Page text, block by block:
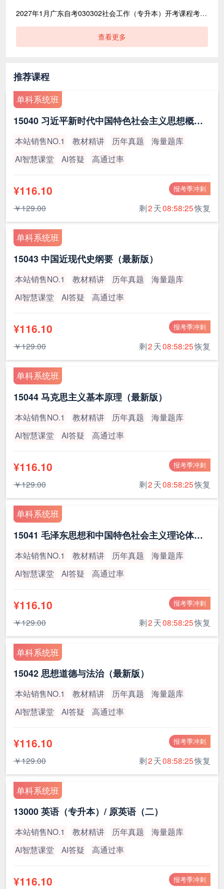
2027年1月广东自考030302社会工作（专升本）开考课程考试时间安排表
查看更多
推荐课程
单科系统班
15040 习近平新时代中国特色社会主义思想概论（最新版）
本站销售NO.1 教材精讲 历年真题
海量题库
AI智慧课堂
AI答疑 高通过率
报考季冲刺
¥116.10
￥129.00 剩2天08:58:24恢复
单科系统班
15043 中国近现代史纲要（最新版）
本站销售NO.1 教材精讲 历年真题
海量题库
AI智慧课堂
AI答疑 高通过率
报考季冲刺
¥116.10
￥129.00 剩2天08:58:24恢复
单科系统班
15044 马克思主义基本原理（最新版）
本站销售NO.1 教材精讲 历年真题
海量题库
AI智慧课堂
AI答疑 高通过率
报考季冲刺
¥116.10
￥129.00 剩2天08:58:24恢复
单科系统班
15041 毛泽东思想和中国特色社会主义理论体系概论（最新版）
本站销售NO.1 教材精讲 历年真题
海量题库
AI智慧课堂
AI答疑 高通过率
报考季冲刺
¥116.10
￥129.00 剩2天08:58:24恢复
单科系统班
15042 思想道德与法治（最新版）
本站销售NO.1 教材精讲 历年真题
海量题库
AI智慧课堂
AI答疑 高通过率
报考季冲刺
¥116.10
￥129.00 剩2天08:58:24恢复
单科系统班
13000 英语（专升本）/ 原英语（二）
本站销售NO.1 教材精讲 历年真题
海量题库
AI智慧课堂
AI答疑 高通过率
报考季冲刺
¥116.10